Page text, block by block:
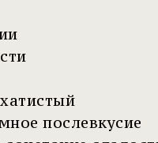
послевкусие